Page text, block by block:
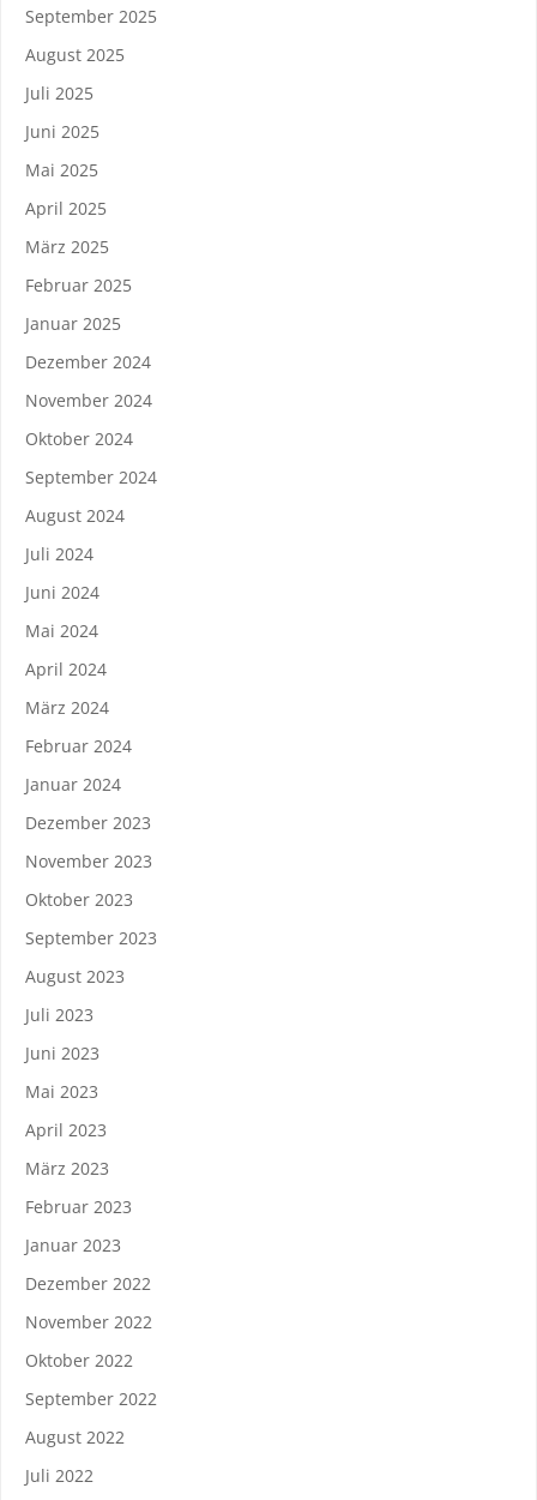
September 2025
August 2025
Juli 2025
Juni 2025
Mai 2025
April 2025
März 2025
Februar 2025
Januar 2025
Dezember 2024
November 2024
Oktober 2024
September 2024
August 2024
Juli 2024
Juni 2024
Mai 2024
April 2024
März 2024
Februar 2024
Januar 2024
Dezember 2023
November 2023
Oktober 2023
September 2023
August 2023
Juli 2023
Juni 2023
Mai 2023
April 2023
März 2023
Februar 2023
Januar 2023
Dezember 2022
November 2022
Oktober 2022
September 2022
August 2022
Juli 2022